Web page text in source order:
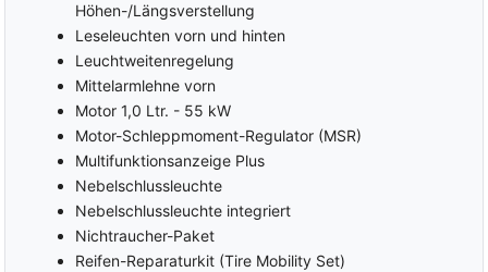
Höhen-/Längsverstellung
Leseleuchten vorn und hinten
Leuchtweitenregelung
Mittelarmlehne vorn
Motor 1,0 Ltr. - 55 kW
Motor-Schleppmoment-Regulator (MSR)
Multifunktionsanzeige Plus
Nebelschlussleuchte
Nebelschlussleuchte integriert
Nichtraucher-Paket
Reifen-Reparaturkit (Tire Mobility Set)